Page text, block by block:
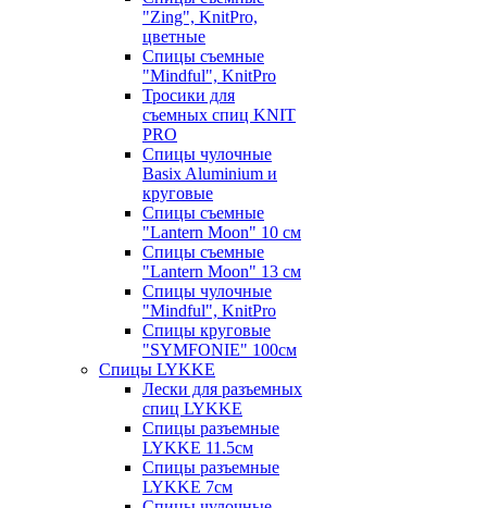
"Zing", KnitPro,
цветные
Спицы съемные
"Mindful", KnitPro
Тросики для
съемных спиц KNIT
PRO
Спицы чулочные
Basix Aluminium и
круговые
Спицы съемные
"Lantern Moon" 10 см
Спицы съемные
"Lantern Moon" 13 см
Спицы чулочные
"Mindful", KnitPro
Спицы круговые
"SYMFONIE" 100см
Спицы LYKKE
Лески для разъемных
спиц LYKKE
Спицы разъемные
LYKKE 11.5см
Спицы разъемные
LYKKE 7см